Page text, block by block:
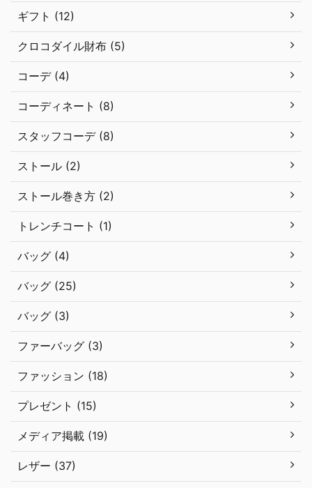
ギフト (12)
クロコダイル財布 (5)
コーデ (4)
コーディネート (8)
スタッフコーデ (8)
ストール (2)
ストール巻き方 (2)
トレンチコート (1)
バッグ (4)
バッグ (25)
バッグ (3)
ファーバッグ (3)
ファッション (18)
プレゼント (15)
メディア掲載 (19)
レザー (37)